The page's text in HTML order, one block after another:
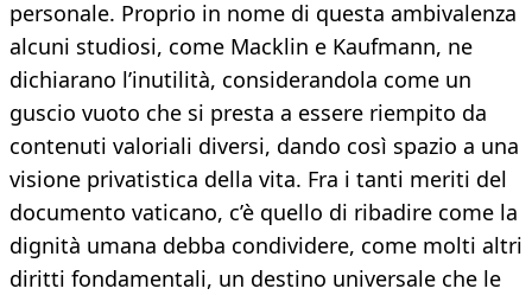
personale. Proprio in nome di questa ambivalenza
alcuni studiosi, come Macklin e Kaufmann, ne
dichiarano l’inutilità, considerandola come un
guscio vuoto che si presta a essere riempito da
contenuti valoriali diversi, dando così spazio a una
visione privatistica della vita. Fra i tanti meriti del
documento vaticano, c’è quello di ribadire come la
dignità umana debba condividere, come molti altri
diritti fondamentali, un destino universale che le